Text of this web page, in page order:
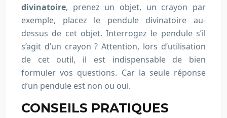
divinatoire, prenez un objet, un crayon par
exemple, placez le pendule divinatoire au-
dessus de cet objet. Interrogez le pendule s’il
s’agit d’un crayon ? Attention, lors d’utilisation
de cet outil, il est indispensable de bien
formuler vos questions. Car la seule réponse
d’un pendule est non ou oui.
CONSEILS PRATIQUES